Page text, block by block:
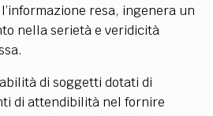
resa, ingenera un
nella serietà e veridicità
di soggetti dotati di
di attendibilità nel fornire